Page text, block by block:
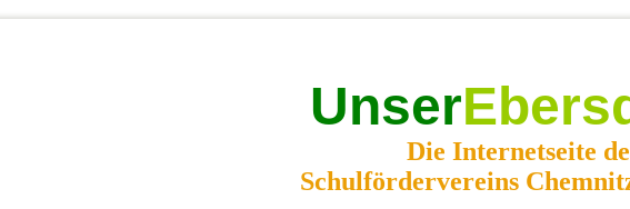
Unser
Die Internetseite
Schulfördervereins